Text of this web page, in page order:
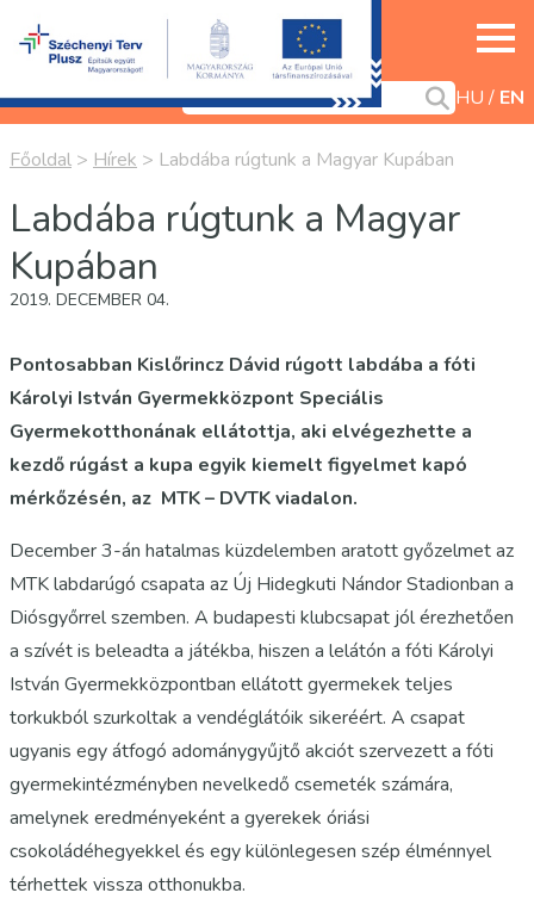
HU EN
Főoldal > Hírek > Labdába rúgtunk a Magyar Kupában
Labdába rúgtunk a Magyar
Kupában
2019. DECEMBER 04.
Pontosabban Kislőrincz Dávid rúgott labdába a fóti
Károlyi István Gyermekközpont Speciális
Gyermekotthonának ellátottja, aki elvégezhette a
kezdő rúgást a kupa egyik kiemelt figyelmet kapó
mérkőzésén, az MTK – DVTK viadalon.
December 3-án hatalmas küzdelemben aratott győzelmet az
MTK labdarúgó csapata az Új Hidegkuti Nándor Stadionban a
Diósgyőrrel szemben. A budapesti klubcsapat jól érezhetően
a szívét is beleadta a játékba, hiszen a lelátón a fóti Károlyi
István Gyermekközpontban ellátott gyermekek teljes
torkukból szurkoltak a vendéglátóik sikeréért. A csapat
ugyanis egy átfogó adománygyűjtő akciót szervezett a fóti
gyermekintézményben nevelkedő csemeték számára,
amelynek eredményeként a gyerekek óriási
csokoládéhegyekkel és egy különlegesen szép élménnyel
térhettek vissza otthonukba.